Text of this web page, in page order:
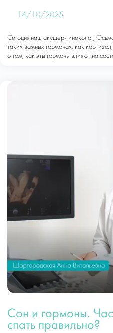
14/10/2025
Сегодня наш акушер-гинеколог,
таких важных гормонах, как
о том, как эты гормоны влияют на
Сон и гормоны.
спать правильно?